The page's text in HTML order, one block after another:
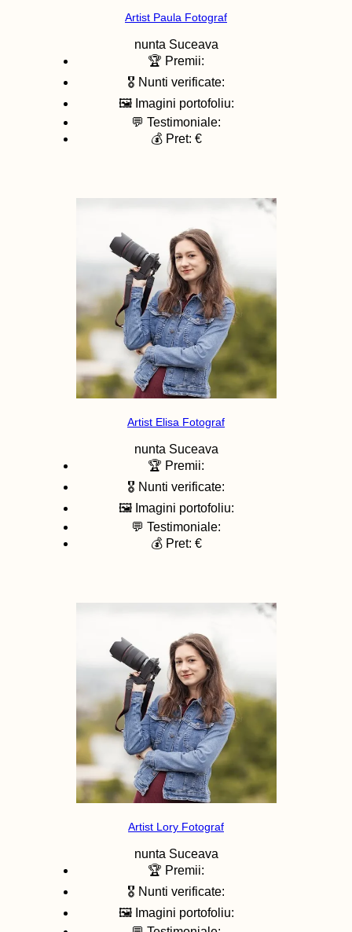
Artist Paula Fotograf
nunta Suceava
🏆 Premii:
🎖️ Nunti verificate:
🖼️ Imagini portofoliu:
💬 Testimoniale:
💰 Pret: €
Artist Elisa Fotograf
nunta Suceava
🏆 Premii:
🎖️ Nunti verificate:
🖼️ Imagini portofoliu:
💬 Testimoniale:
💰 Pret: €
Artist Lory Fotograf
nunta Suceava
🏆 Premii:
🎖️ Nunti verificate:
🖼️ Imagini portofoliu: